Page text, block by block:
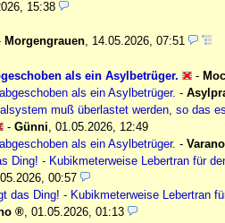
15:38
Morgengrauen, 14.05.2026, 07:51
als ein Asylbetrüger. -
als ein Asylbetrüger. -
muß überlastet werden, so das
- Günni 01.05.2026, 12:49
als ein Asylbetrüger. - Varano
Ding! - Kubikmeterweise Lebertran für
00:57
das Ding! - Kubikmeterweise Lebertran
01.05.2026, 01:13